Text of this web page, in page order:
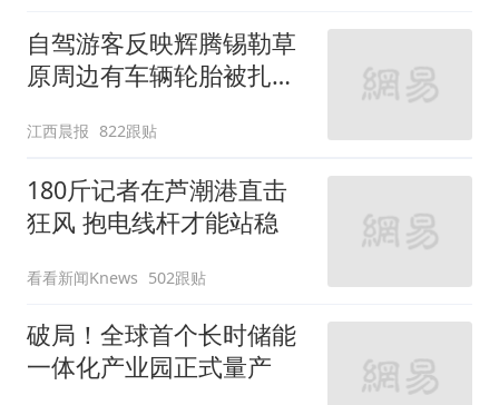
自驾游客反映辉腾锡勒草
原周边有车辆轮胎被扎，
元，官方发布情况通报
江西晨报 822跟贴
180斤记者在芦潮港直击
狂风 抱电线杆才能站稳
看看新闻Knews 502跟贴
破局！全球首个长时储能
一体化产业园正式量产